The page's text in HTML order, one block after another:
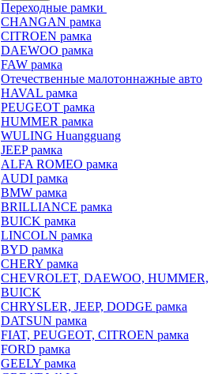
Переходные рамки
CHANGAN рамка
CITROEN рамка
DAEWOO рамка
FAW рамка
Отечественные малотоннажные авто
HAVAL рамка
PEUGEOT рамка
HUMMER рамка
WULING Huangguang
JEEP рамка
ALFA ROMEO рамка
AUDI рамка
BMW рамка
BRILLIANCE рамка
BUICK рамка
LINCOLN рамка
BYD рамка
CHERY рамка
CHEVROLET, DAEWOO, HUMMER,
BUICK
CHRYSLER, JEEP, DODGE рамка
DATSUN рамка
FIAT, PEUGEOT, CITROEN рамка
FORD рамка
GEELY рамка